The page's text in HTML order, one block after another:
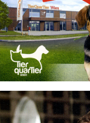
Stadt Wien